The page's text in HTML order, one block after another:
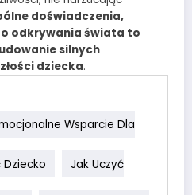
doświadczenia,
odkrywania świata to
silnych
dziecka.
Wsparcie Dla
Dziecko Jak Uczyć